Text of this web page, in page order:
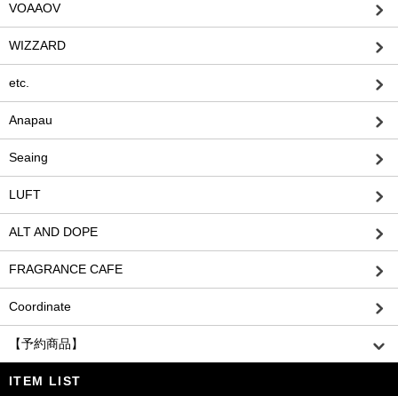
VOAAOV
WIZZARD
etc.
Anapau
Seaing
LUFT
ALT AND DOPE
FRAGRANCE CAFE
Coordinate
【予約商品】
ITEM LIST